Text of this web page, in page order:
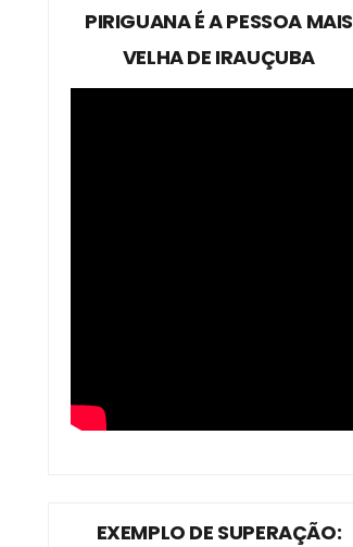
PIRIGUANA É A PESSOA MAIS
VELHA DE IRAUÇUBA
EXEMPLO DE SUPERAÇÃO: